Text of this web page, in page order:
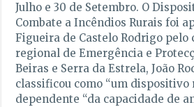
Julho e 30 de Setembro. O
Combate a Incêndios Rurais foi
Figueira de Castelo Rodrigo pelo
regional de Emergência e
Beiras e Serra da Estrela, João
classificou como “um dispositivo
dependente “da capacidade de